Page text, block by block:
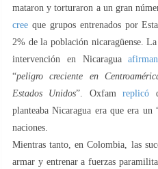
mataron y torturaron a un gran
cree que grupos entrenados por
2% de la población nicaragüense.
intervención en Nicaragua
“peligro creciente en
Estados Unidos”. Oxfamreplicó
planteaba Nicaragua era que era
naciones.
Mientras tanto, en Colombia, las
armar y entrenar a fuerzas